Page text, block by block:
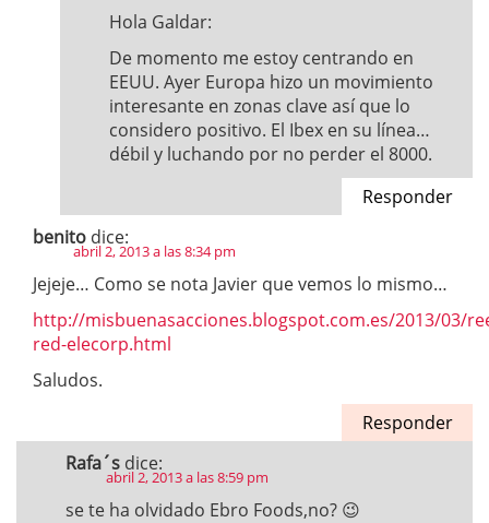
Hola Galdar:
De momento me estoy centrando en
EEUU. Ayer Europa hizo un movimiento
interesante en zonas clave así que lo
considero positivo. El Ibex en su línea…
débil y luchando por no perder el 8000.
Responder
benito dice:
abril 2, 2013 a las 8:34 pm
Jejeje… Como se nota Javier que vemos lo mismo…
http://misbuenasacciones.blogspot.com.es/2013/03/
red-elecorp.html
Saludos.
Responder
Rafa´s dice:
abril 2, 2013 a las 8:59 pm
se te ha olvidado Ebro Foods,no? 😉